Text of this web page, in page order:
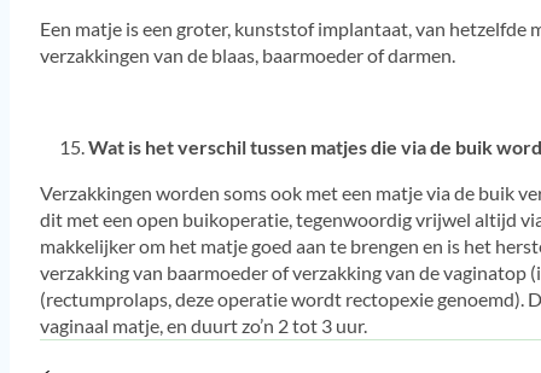
Een matje is een groter, kunststof implantaat, van
verzakkingen van de blaas, baarmoeder of darmen.
Wat is het verschil tussen matjes die via de buik
Verzakkingen worden soms ook met een matje via de buik
dit met een open buikoperatie, tegenwoordig vrijwel altijd
makkelijker om het matje goed aan te brengen en is het
verzakking van baarmoeder of verzakking van de
(rectumprolaps, deze operatie wordt rectopexie genoemd).
vaginaal matje, en duurt zo’n 2 tot 3 uur.